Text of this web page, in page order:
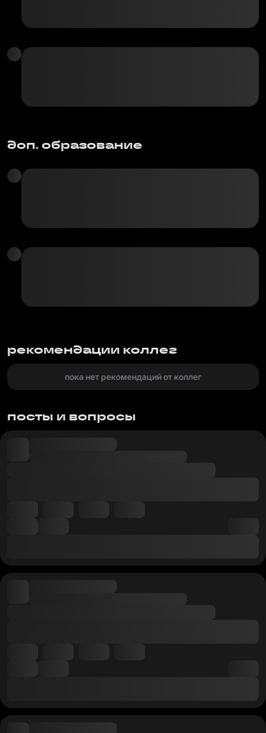
доп. образование
рекомендации коллег
пока нет рекомендаций от коллег
посты и вопросы